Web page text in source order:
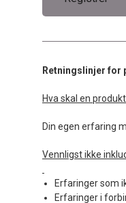
Retningslinjer for
Hva skal en
Din egen erfaring
Vennligst ikke
Erfaringer som
Erfaringer i